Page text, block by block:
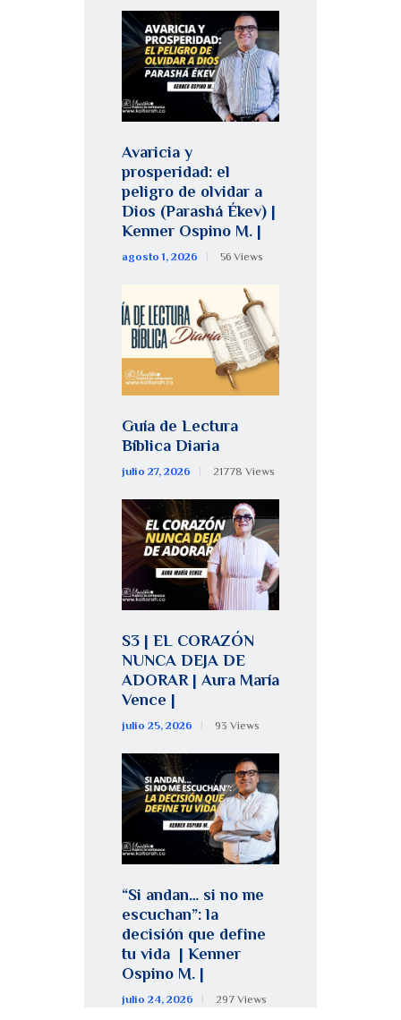
Avaricia y
prosperidad: el
peligro de olvidar a
Dios (Parashá Ékev) |
Kenner Ospino M. |
agosto 1, 2026 56 Views
Guía de Lectura
Bíblica Diaria
julio 27, 2026 21778 Views
S3 | EL CORAZÓN
NUNCA DEJA DE
ADORAR | Aura María
Vence |
julio 25, 2026 93 Views
“Si andan… si no me
escuchan”: la
decisión que define
tu vida | Kenner
Ospino M. |
julio 24, 2026 297 Views